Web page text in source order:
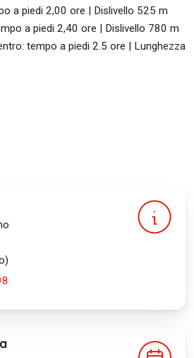
a piedi 2,00 ore | Dislivello 525 m
a piedi 2,40 ore | Dislivello 780 m
tempo a piedi 2.5 ore | Lunghezza